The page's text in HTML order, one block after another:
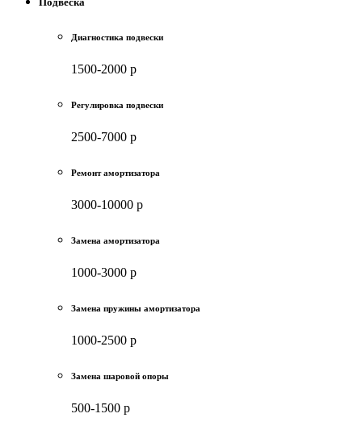
Диагностика подвески
1500-2000 р
Регулировка подвески
2500-7000 р
Ремонт амортизатора
3000-10000 р
Замена амортизатора
1000-3000 р
Замена пружины амортизатора
1000-2500 р
Замена шаровой опоры
500-1500 р